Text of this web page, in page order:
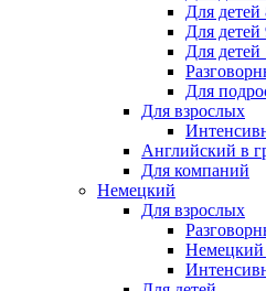
Для детей
Для детей
Для детей
Для
Для взрослых
Английский в
Для компаний
Немецкий
Для взрослых
Немецкий